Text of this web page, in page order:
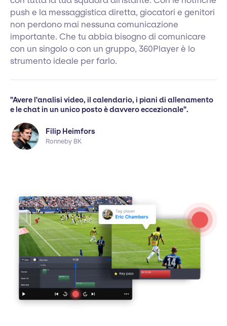
push e la messaggistica diretta, giocatori e genitori
non perdono mai nessuna comunicazione
importante. Che tu abbia bisogno di comunicare
con un singolo o con un gruppo, 360Player è lo
strumento ideale per farlo.
"Avere l'analisi video, il calendario, i piani di allenamento
e le chat in un unico posto è davvero eccezionale".
Filip Heimfors
Ronneby BK